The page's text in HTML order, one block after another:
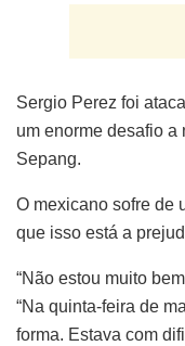
Sergio Perez foi
um enorme desafio
Sepang.
O mexicano sofre de
que isso está a
“Não estou muito
“Na quinta-feira de
forma. Estava com